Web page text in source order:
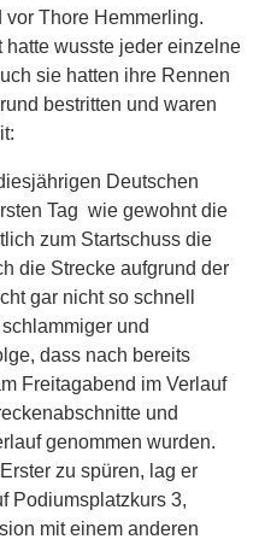
vor Thore Hemmerling.
wusste jeder einzelne
sie hatten ihre Rennen
bestritten und waren
Deutschen
Tag wie gewohnt die
zum Startschuss die
die Strecke aufgrund der
gar nicht so schnell
und
dass nach bereits
Freitagabend im Verlauf
und
genommen wurden.
zu spüren, lag er
Podiumsplatzkurs 3,
mit einem anderen